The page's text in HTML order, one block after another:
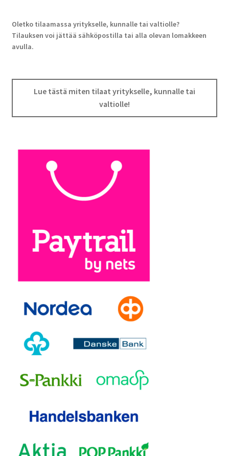
Oletko tilaamassa yritykselle, kunnalle tai valtiolle?
Tilauksen voi jättää sähköpostilla tai alla olevan lomakkeen
avulla.
Lue tästä miten tilaat yritykselle, kunnalle tai
valtiolle!